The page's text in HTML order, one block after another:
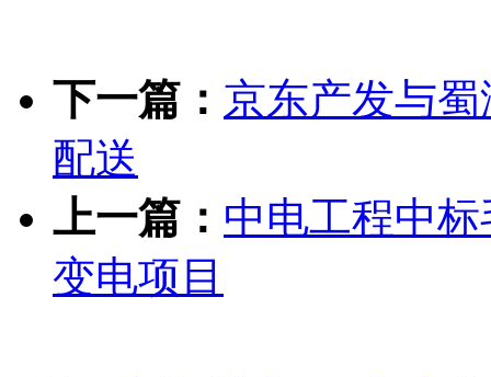
下一篇： 京东产发与
配送
上一篇： 中电工程中
变电项目